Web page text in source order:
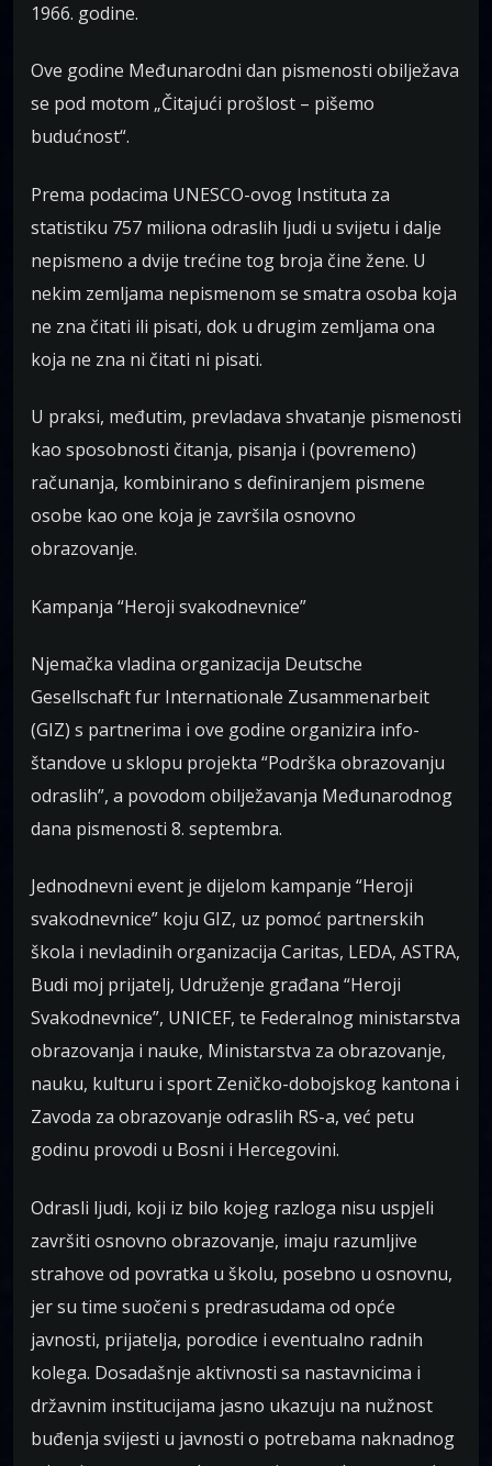
1966. godine.
Ove godine Međunarodni dan pismenosti obilježava
se pod motom „Čitajući prošlost – pišemo
budućnost“.
Prema podacima UNESCO-ovog Instituta za
statistiku 757 miliona odraslih ljudi u svijetu i dalje
nepismeno a dvije trećine tog broja čine žene. U
nekim zemljama nepismenom se smatra osoba koja
ne zna čitati ili pisati, dok u drugim zemljama ona
koja ne zna ni čitati ni pisati.
U praksi, međutim, prevladava shvatanje pismenosti
kao sposobnosti čitanja, pisanja i (povremeno)
računanja, kombinirano s definiranjem pismene
osobe kao one koja je završila osnovno
obrazovanje.
Kampanja “Heroji svakodnevnice”
Njemačka vladina organizacija Deutsche
Gesellschaft fur Internationale Zusammenarbeit
(GIZ) s partnerima i ove godine organizira info-
štandove u sklopu projekta “Podrška obrazovanju
odraslih”, a povodom obilježavanja Međunarodnog
dana pismenosti 8. septembra.
Jednodnevni event je dijelom kampanje “Heroji
svakodnevnice” koju GIZ, uz pomoć partnerskih
škola i nevladinih organizacija Caritas, LEDA, ASTRA,
Budi moj prijatelj, Udruženje građana “Heroji
Svakodnevnice”, UNICEF, te Federalnog ministarstva
obrazovanja i nauke, Ministarstva za obrazovanje,
nauku, kulturu i sport Zeničko-dobojskog kantona i
Zavoda za obrazovanje odraslih RS-a, već petu
godinu provodi u Bosni i Hercegovini.
Odrasli ljudi, koji iz bilo kojeg razloga nisu uspjeli
završiti osnovno obrazovanje, imaju razumljive
strahove od povratka u školu, posebno u osnovnu,
jer su time suočeni s predrasudama od opće
javnosti, prijatelja, porodice i eventualno radnih
kolega. Dosadašnje aktivnosti sa nastavnicima i
državnim institucijama jasno ukazuju na nužnost
buđenja svijesti u javnosti o potrebama naknadnog